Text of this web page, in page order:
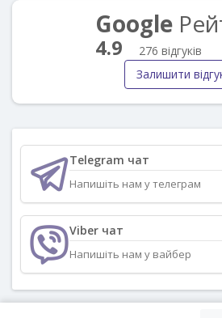
Google
4.9
276 відгуків
Залишити
Telegram чат
Напишіть нам у телеграм
Viber чат
Напишіть нам у вайбер